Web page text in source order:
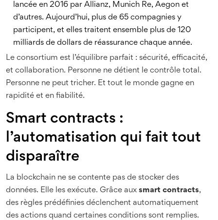
lancée en 2016 par Allianz, Munich Re, Aegon et
d’autres. Aujourd’hui, plus de 65 compagnies y
participent, et elles traitent ensemble plus de 120
milliards de dollars de réassurance chaque année.
Le consortium est l’équilibre parfait : sécurité, efficacité,
et collaboration. Personne ne détient le contrôle total.
Personne ne peut tricher. Et tout le monde gagne en
rapidité et en fiabilité.
Smart contracts :
l’automatisation qui fait tout
disparaître
La blockchain ne se contente pas de stocker des
données. Elle les exécute. Grâce aux smart contracts,
des règles prédéfinies déclenchent automatiquement
des actions quand certaines conditions sont remplies.